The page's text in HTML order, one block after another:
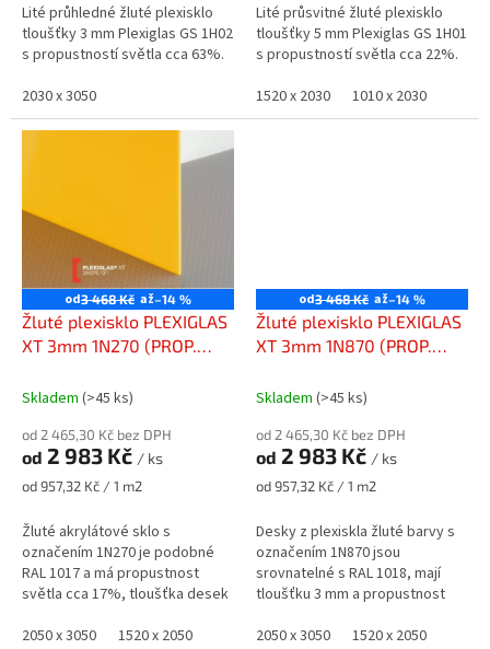
Lité průhledné žluté plexisklo
tloušťky 3 mm Plexiglas GS 1H02
s propustností světla cca 63%.
2030 x 3050
Lité průsvitné žluté plexisklo
tloušťky 5 mm Plexiglas GS 1H01
s propustností světla cca 22%.
1520 x 2030
1010 x 2030
od3 468 Kč až–14 %
Žluté plexisklo PLEXIGLAS
XT 3mm 1N270 (PROP.
Skladem (>45 ks)
od 2 465,30 Kč bez DPH
od 2 983 Kč / ks
Měrná
od 957,32 Kč / 1 m2
Žluté akrylátové sklo s
označením 1N270 je podobné
RAL 1017 a má propustnost
světla cca 17%, tloušťka desek
2050 x 3050
1520 x 2050
od3 468 Kč až–14 %
Žluté plexisklo PLEXIGLAS
XT 3mm 1N870 (PROP.
Skladem (>45 ks)
od 2 465,30 Kč bez DPH
od 2 983 Kč / ks
Měrná
od 957,32 Kč / 1 m2
Desky z plexiskla žluté barvy s
označením 1N870 jsou
srovnatelné s RAL 1018, mají
tloušťku 3 mm a propustnost
2050 x 3050
1520 x 2050